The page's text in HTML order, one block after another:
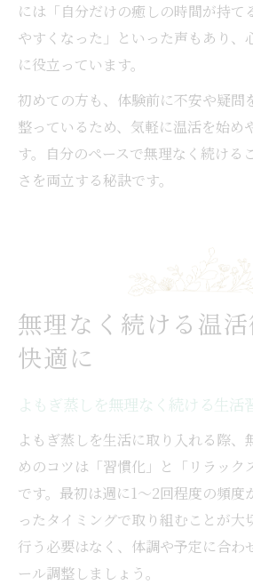
には「自分だけの癒しの時間が持て
やすくなった」といった声もあり、
に役立っています。
初めての方も、体験前に不安や疑問
整っているため、気軽に温活を始め
す。自分のペースで無理なく続ける
さを両立する秘訣です。
無理なく続ける温
快適に
よもぎ蒸しを無理なく続ける生活
よもぎ蒸しを生活に取り入れる際、
めのコツは「習慣化」と「リラック
です。最初は週に1〜2回程度の頻度
ったタイミングで取り組むことが大
行う必要はなく、体調や予定に合わ
ール調整しましょう。